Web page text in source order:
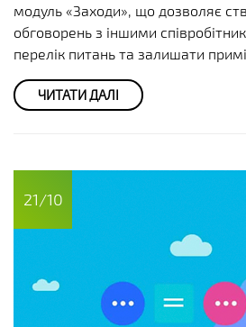
модуль «Заходи», що дозволяє
обговорень з іншими
перелік питань та залишати
ЧИТАТИ ДАЛІ
21/10